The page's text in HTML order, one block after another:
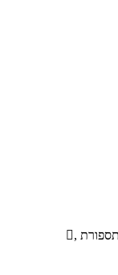
תספורת ,